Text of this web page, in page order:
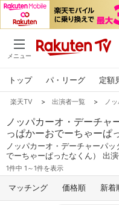
メニュー
トップ パ・リーグ 定額
楽天TV > 出演者一覧 > ノ
ノッパカーオ・デーチャ
っぱかーおでーちゃーぱ
ノッパカーオ・デーチャーパ
でーちゃーぱったなくん） 出
1件中 1～1件を表示
マッチング 価格順 新着